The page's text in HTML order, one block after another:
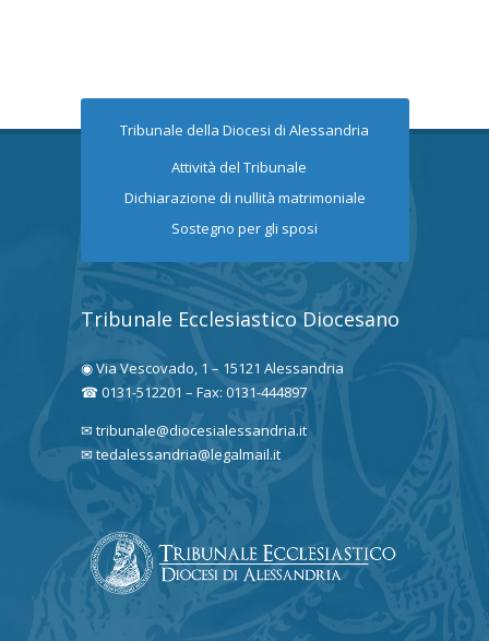
Tribunale della Diocesi di Alessandria
Attività del Tribunale
Dichiarazione di nullità matrimoniale
Sostegno per gli sposi
Tribunale Ecclesiastico Diocesano
◉ Via Vescovado, 1 – 15121 Alessandria
☎ 0131-512201 – Fax: 0131-444897
✉ tribunale@diocesialessandria.it
✉ tedalessandria@legalmail.it